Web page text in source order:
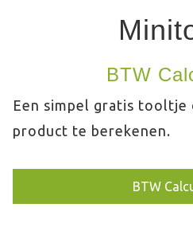
BTW
Een simpel gratis tooltje
product te berekenen.
BTW